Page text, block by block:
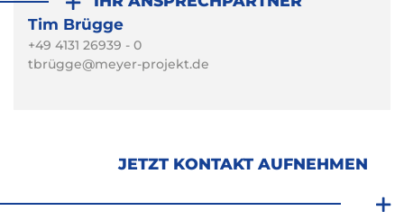
Tim Brügge
+49 4131 26939 - 0
tbrügge@meyer-projekt.de
JETZT KONTAKT AUFNEHMEN